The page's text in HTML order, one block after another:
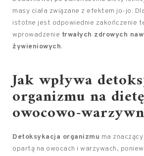
masy ciała związane z efektem jo-jo.
istotne jest odpowiednie zakończenie
wprowadzenie trwałych zdrowych
żywieniowych.
Jak wpływa
organizmu na dietę
owocowo-
Detoksykacja organizmu ma
opartą na owocach i warzywach,